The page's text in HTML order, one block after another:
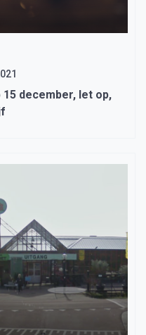
december, let op,